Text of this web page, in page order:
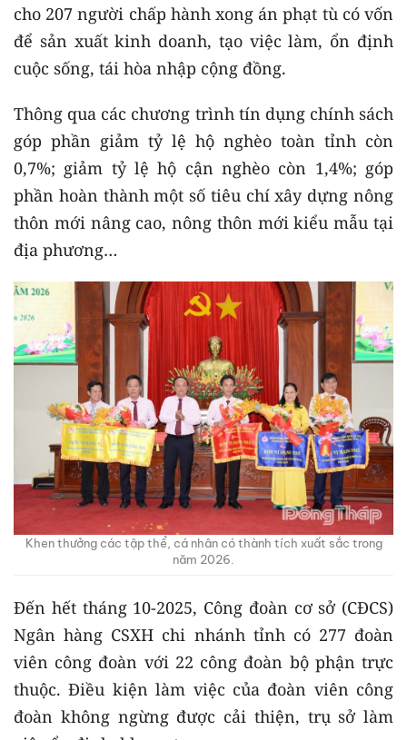
cho 207 người chấp hành xong án phạt tù có vốn
để sản xuất kinh doanh, tạo việc làm, ổn định
cuộc sống, tái hòa nhập cộng đồng.
Thông qua các chương trình tín dụng chính sách
góp phần giảm tỷ lệ hộ nghèo toàn tỉnh còn
0,7%; giảm tỷ lệ hộ cận nghèo còn 1,4%; góp
phần hoàn thành một số tiêu chí xây dựng nông
thôn mới nâng cao, nông thôn mới kiểu mẫu tại
địa phương…
Khen thưởng các tập thể, cá nhân có thành tích xuất sắc trong
năm 2026.
Đến hết tháng 10-2025, Công đoàn cơ sở (CĐCS)
Ngân hàng CSXH chi nhánh tỉnh có 277 đoàn
viên công đoàn với 22 công đoàn bộ phận trực
thuộc. Điều kiện làm việc của đoàn viên công
đoàn không ngừng được cải thiện, trụ sở làm